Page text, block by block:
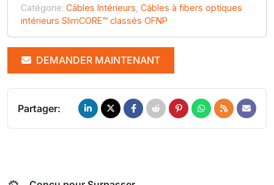
Catégorie: Câbles Intérieurs Câbles à fibers optiques
intérieurs SlimCORE™ classés OFNP
DEMANDER MAINTENANT
Partager: